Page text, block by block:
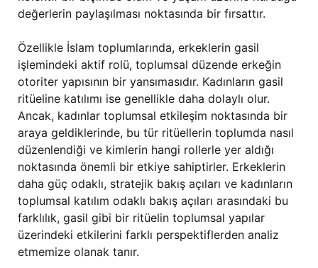
değerlerin paylaşılması noktasında bir fırsattır.
Özellikle İslam toplumlarında, erkeklerin gasil
işlemindeki aktif rolü, toplumsal düzende erkeğin
otoriter yapısının bir yansımasıdır. Kadınların gasil
ritüeline katılımı ise genellikle daha dolaylı olur.
Ancak, kadınlar toplumsal etkileşim noktasında bir
araya geldiklerinde, bu tür ritüellerin toplumda nasıl
düzenlendiği ve kimlerin hangi rollerle yer aldığı
noktasında önemli bir etkiye sahiptirler. Erkeklerin
daha güç odaklı, stratejik bakış açıları ve kadınların
toplumsal katılım odaklı bakış açıları arasındaki bu
farklılık, gasil gibi bir ritüelin toplumsal yapılar
üzerindeki etkilerini farklı perspektiflerden analiz
etmemize olanak tanır.